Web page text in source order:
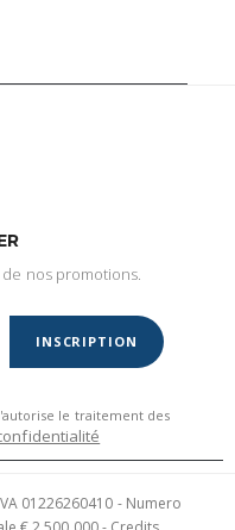
nos promotions.
le traitement des
INSCRIPTION
01226260410 - Numero